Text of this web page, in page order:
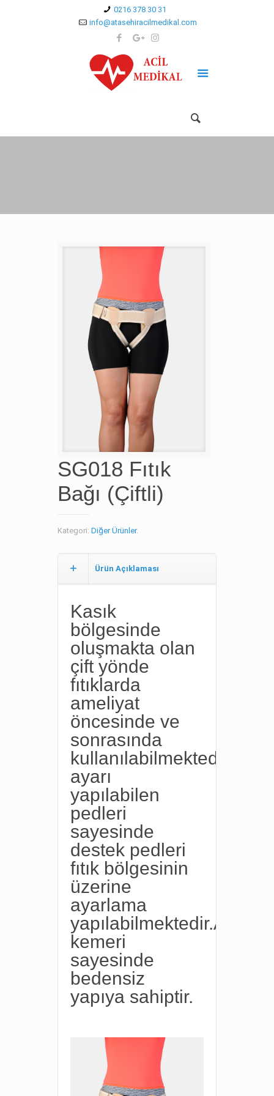
0216 378 30 31
info@atasehiracilmedikal.com
SG018 Fıtık
Bağı (Çiftli)
Kategori: Diğer Ürünler.
Ürün Açıklaması
Kasık
bölgesinde
oluşmakta olan
çift yönde
fıtıklarda
ameliyat
öncesinde ve
sonrasında
ayarı
yapılabilen
pedleri
sayesinde
destek pedleri
fıtık bölgesinin
üzerine
ayarlama
kemeri
sayesinde
bedensiz
yapıya sahiptir.